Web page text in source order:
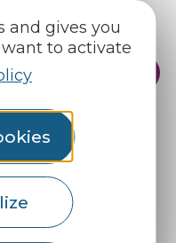
and gives you
to activate
areas
Weather
Partners